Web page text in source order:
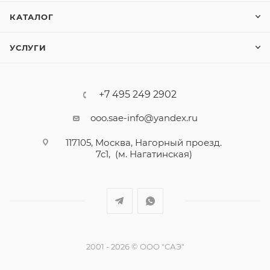
КАТАЛОГ
УСЛУГИ
+7 495 249 2902
ooo.sae-info@yandex.ru
117105, Москва, Нагорный проезд.
7с1, (м. Нагатинская)
2001 - 2026 © ООО "САЭ"